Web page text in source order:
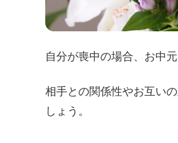
自分が喪中の場合、お中
相手との関係性やお互い
しょう。